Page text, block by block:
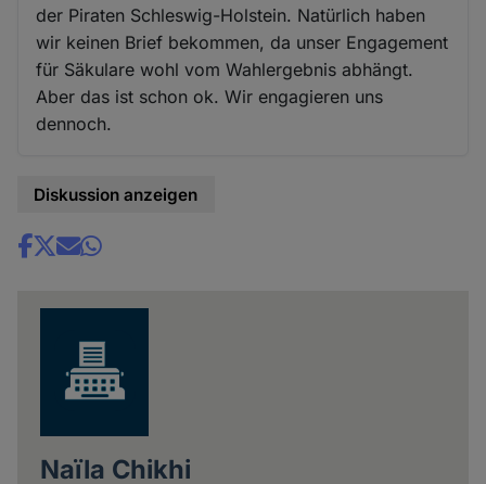
der Piraten Schleswig-Holstein. Natürlich haben
wir keinen Brief bekommen, da unser Engagement
für Säkulare wohl vom Wahlergebnis abhängt.
Aber das ist schon ok. Wir engagieren uns
dennoch.
Diskussion anzeigen
Share
Naïla Chikhi